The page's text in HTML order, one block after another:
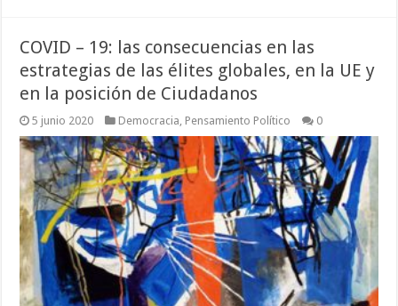
COVID – 19: las consecuencias en las
estrategias de las élites globales, en la UE y
en la posición de Ciudadanos
5 junio 2020 Democracia, Pensamiento Político 0